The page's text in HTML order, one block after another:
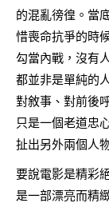
的混亂徬徨。當
惜喪命抗爭的時
勾當內戰，沒有
都並非是單純的
對敘事、對前後
只是一個老道忠
扯出另外兩個人
要說電影是精彩
是一部漂亮而精